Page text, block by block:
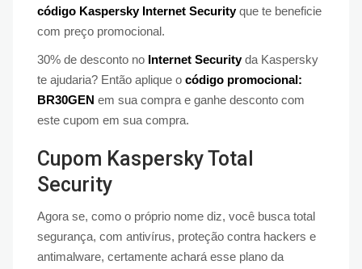
código Kaspersky Internet Securityque te beneficie
com preço promocional.
30% de desconto no Internet Securityda Kaspersky
te ajudaria? Então aplique o código promocional:
BR30GEN em sua compra e ganhe desconto com
este cupom em sua compra.
Cupom Kaspersky Total
Security
Agora se, como o próprio nome diz, você busca total
segurança, com antivírus, proteção contra hackers e
antimalware, certamente achará esse plano da